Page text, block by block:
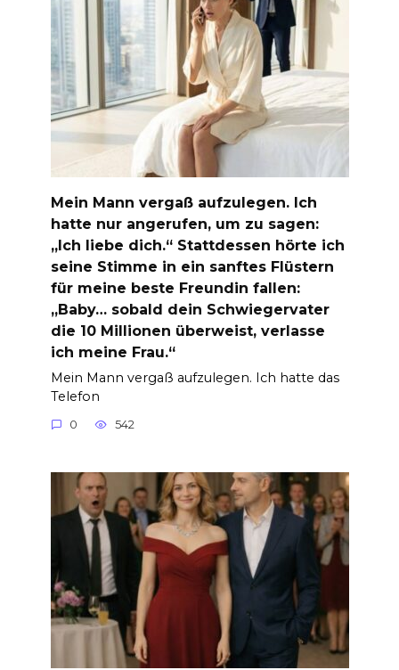
Mein Mann vergaß aufzulegen. Ich
hatte nur angerufen, um zu sagen:
„Ich liebe dich.“ Stattdessen hörte ich
seine Stimme in ein sanftes Flüstern
für meine beste Freundin fallen:
„Baby… sobald dein Schwiegervater
die 10 Millionen überweist, verlasse
ich meine Frau.“
Mein Mann vergaß aufzulegen. Ich hatte das
Telefon
0 542